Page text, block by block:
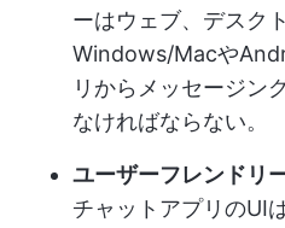
ーはウェブ、デスク
Windows/Macや
リからメッセージン
なければならない。
ユーザーフレンドリ
チャットアプリのUI